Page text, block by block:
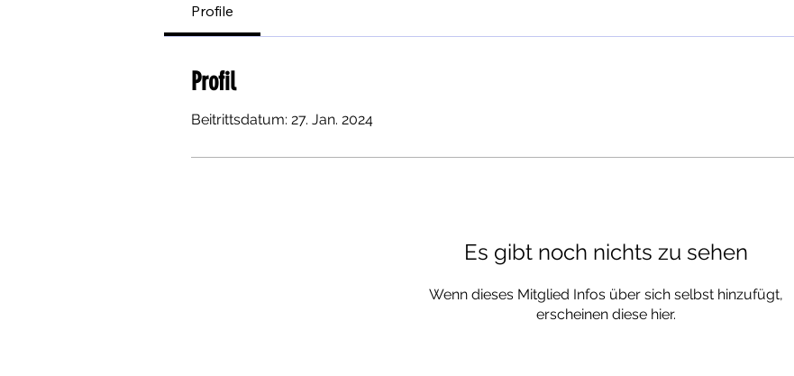
Profile
Profil
Beitrittsdatum: 27. Jan. 2024
Es gibt noch nichts zu sehen
Wenn dieses Mitglied Infos über sich selbst hinzufügt,
erscheinen diese hier.